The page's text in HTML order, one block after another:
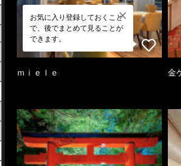
お気に入り登録しておくこと
で、後でまとめて見ることが
できます。
ｍｉｅｌｅ 金